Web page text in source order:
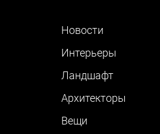
Новости
Интерьеры
Ландшафт
Архитекторы
Вещи